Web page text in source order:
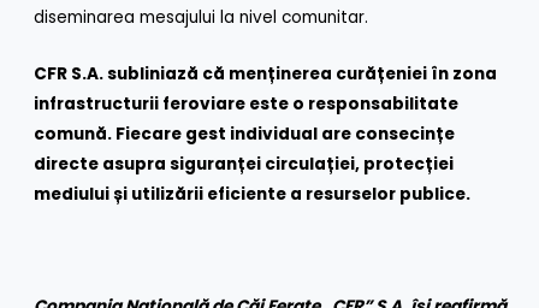
diseminarea mesajului la nivel comunitar.
CFR S.A. subliniază că menținerea curățeniei în zona
infrastructurii feroviare este o responsabilitate
comună. Fiecare gest individual are consecințe
directe asupra siguranței circulației, protecției
mediului și utilizării eficiente a resurselor publice.